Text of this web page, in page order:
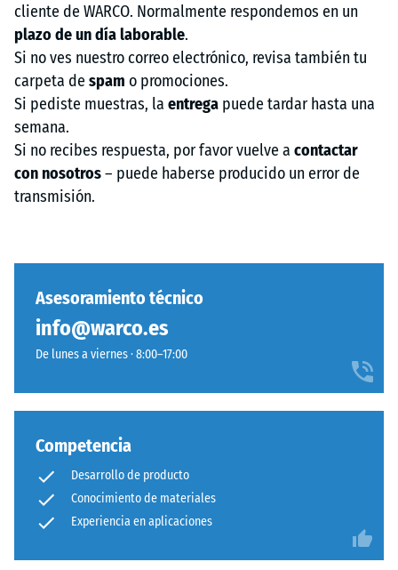
cliente de WARCO. Normalmente respondemos en un
plazo de un día laborable.
Si no ves nuestro correo electrónico, revisa también tu
carpeta de spam o promociones.
Si pediste muestras, la entrega puede tardar hasta una
semana.
Si no recibes respuesta, por favor vuelve a contactar
con nosotros– puede haberse producido un error de
transmisión.
Asesoramiento técnico
info@warco.es
De lunes a viernes · 8:00–17:00
Competencia
Desarrollo de producto
Conocimiento de materiales
Experiencia en aplicaciones